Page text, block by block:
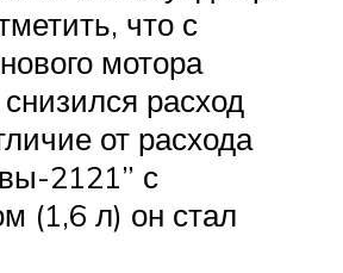
что с
мотора
расход
от расхода
2121” с
(1,6 л) он стал